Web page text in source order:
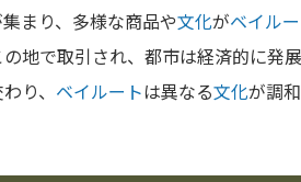
まり、多様な商品や文化がベイル
地で取引され、都市は経済的に発
り、 ベイルートは異なる文化が調